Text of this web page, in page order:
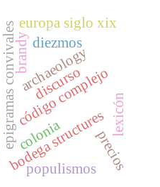
epigramas convivalescódigo complejo
brandy
bodega structures
archaeology
colonia precios
diezmos
europa siglo xix
discurso
lexicón
populismos